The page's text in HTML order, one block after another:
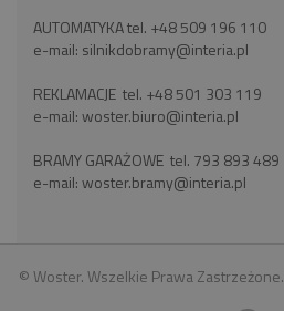
AUTOMATYKA tel. +48 509 196 110
e-mail: silnikdobramy@interia.pl
REKLAMACJE tel. +48 501 303 119
e-mail:woster.biuro@interia.pl
BRAMY GARAŻOWE tel. 793 893 489
e-mail:woster.bramy@interia.pl
© Woster. Wszelkie Prawa Zastrzeżone.